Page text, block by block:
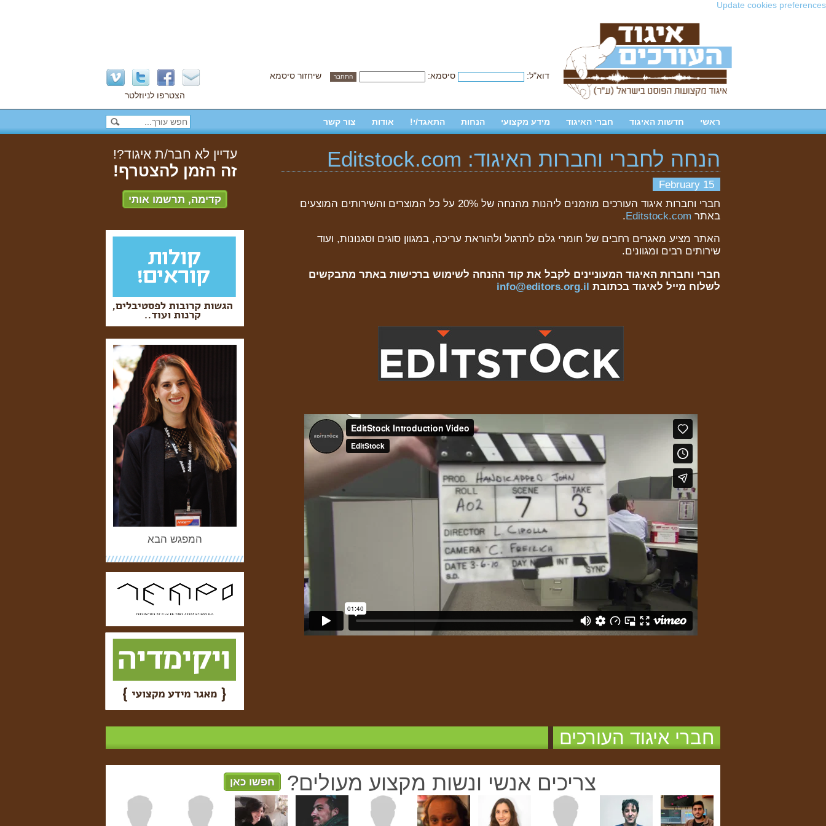
Update cookies preferences
דוא"ל: סיסמא:
שיחזור סיסמא
הצטרפו לניוזלטר
ראשי חדשות האיגוד חברי האיגוד מידע מקצועי הנחות התאגד/י! אודות צור קשר
הנחה לחברי וחברות האיגוד: Editstock.com
15 February
חברי וחברות איגוד העורכים מוזמנים ליהנות מהנחה של 20% על כל המוצרים והשירותים המוצעים
באתר Editstock.com
.
האתר מציע מאגרים רחבים של חומרי גלם לתרגול ולהוראת עריכה, במגוון סוגים וסגנונות, ועוד
שירותים רבים ומגוונים.
חברי וחברות האיגוד המעוניינים לקבל את קוד ההנחה לשימוש ברכישות באתר מתבקשים
לשלוח מייל לאיגוד בכתובת info@editors.org.il
עדיין לא חבר/ת איגוד?!
זה הזמן להצטרף!
קדימה, תרשמו אותי
המפגש הבא
חברי איגוד העורכים
צריכים אנשי ונשות מקצוע מעולים? חפשו כאן